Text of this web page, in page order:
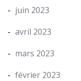
juin 2023
avril 2023
mars 2023
février 2023